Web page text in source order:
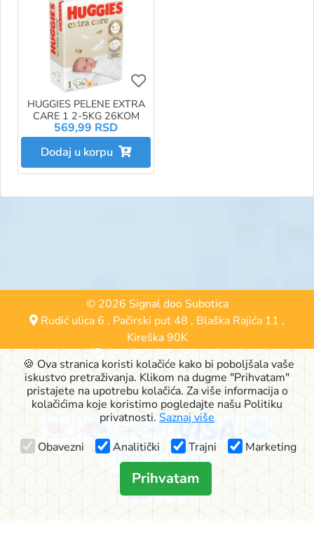
HUGGIES PELENE EXTRA
CARE 1 2-5KG 26KOM
569,99 RSD
Dodaj u korpu
© 2026 Signal doo Subotica
Rudić ulica 6 , Pačirski put 48 , Blaška Rajića 11 ,
Kireška 90K
24000 Subotica, Srbija
063-553-574
online@signalshop.rs
Podaci o trgovcu
🍪 Ova stranica koristi kolačiće kako bi poboljšala vaše
iskustvo pretraživanja. Klikom na dugme "Prihvatam"
pristajete na upotrebu kolačića. Za više informacija o
kolačićima koje koristimo pogledajte našu Politiku
privatnosti. Saznaj više
Obavezni
Analitički Trajni Marketing
Prihvatam